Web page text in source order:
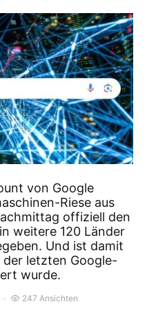
von Google
Riese aus
offiziell den
weitere 120 Länder
Und ist damit
letzten Google-
wurde.
247 Ansichten